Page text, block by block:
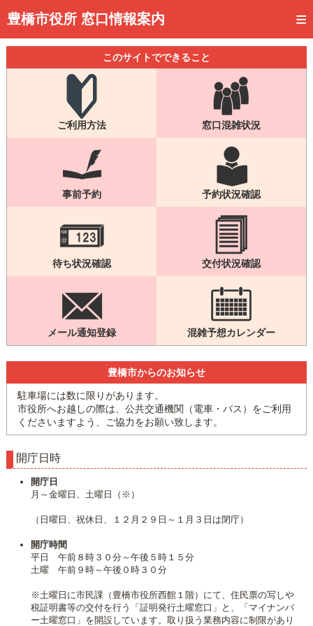
豊橋市役所 窓口情報案内
トップページ
ご利用方法
予約状況確認
窓口混雑状況
待ち状況確認
交付状況確認
混雑予想カレンダー
このサイトでできること
ご利用方法 窓口混雑状況
事前予約 予約状況確認
待ち状況確認 交付状況確認
メール通知登録 混雑予想カレンダー
豊橋市からのお知らせ
駐車場には数に限りがあります。
市役所へお越しの際は、公共交通機関（電車・バス）をご利用
くださいますよう、ご協力をお願い致します。
開庁日時
開庁日
月～金曜日、土曜日（※）
（日曜日、祝休日、１２月２９日～１月３日は閉庁）
開庁時間
平日 午前８時３０分～午後５時１５分
土曜 午前９時～午後０時３０分
※土曜日に市民課（豊橋市役所西館１階）にて、住民票の写しや
税証明書等の交付を行う「証明発行土曜窓口」と、「マイナンバ
ー土曜窓口」を開設しています。取り扱う業務内容に制限があり